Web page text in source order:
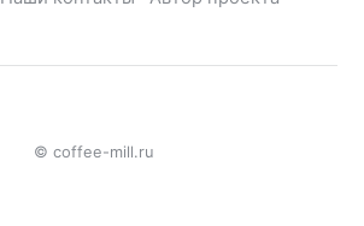
© coffee-mill.ru